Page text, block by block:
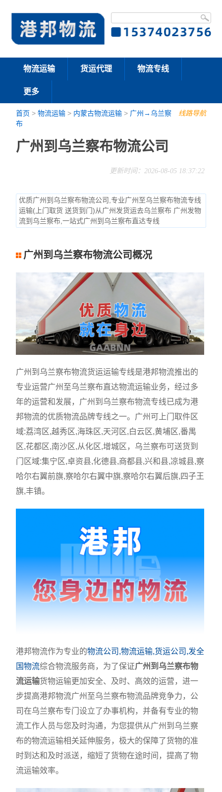
物流运输 货运代理 物流专线
更多
线路导航
首页 >物流运输 > 内蒙古物流运输 > 广州→乌兰察
布
广州到乌兰察布物流公司
更新时间：2026-08-05 18:37:22
优质广州到乌兰察布物流公司,专业广州至乌兰察布物流专线
运输(上门取货 送货到门)从广州发货运去乌兰察布 广州发物
流到乌兰察布,一站式广州到乌兰察布直达专线
广州到乌兰察布物流公司概况
广州到乌兰察布物流货运运输专线是港邦物流推出的
专业运营广州至乌兰察布直达物流运输业务，经过多
年的运营和发展，广州到乌兰察布物流专线已成为港
邦物流的优质物流品牌专线之一。广州可上门取件区
域:荔湾区,越秀区,海珠区,天河区,白云区,黄埔区,番禺
区,花都区,南沙区,从化区,增城区，乌兰察布可送货到
门区域:集宁区,卓资县,化德县,商都县,兴和县,凉城县,察
哈尔右翼前旗,察哈尔右翼中旗,察哈尔右翼后旗,四子王
旗,丰镇。
港邦物流作为专业的物流公司,物流运输,货运公司,发全
国物流综合物流服务商，为了保证广州到乌兰察布物
流运输货物运输更加安全、及时、高效的运营，进一
步提高港邦物流广州至乌兰察布物流品牌竞争力，公
司在乌兰察布专门设立了办事机构，并备有专业的物
流工作人员与您及时沟通，为您提供从广州到乌兰察
布的物流运输相关延伸服务，极大的保障了货物的准
时到达和及时派送，缩短了货物在途时间，提高了物
流运输效率。